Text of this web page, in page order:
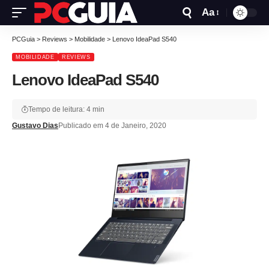
Aa
PCGuia > Reviews > Mobilidade > Lenovo IdeaPad S540
MOBILIDADE REVIEWS
Lenovo IdeaPad S540
Gustavo Dias Publicado em 4 de Janeiro, 2020
Tempo de leitura: 4 min